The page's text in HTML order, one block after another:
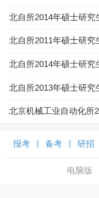
北自所2014年硕士研
北自所2011年硕士研
北自所2014年硕士研
北自所2013年硕士研
北京机械工业自动化所
报考 备考 研招
电脑版